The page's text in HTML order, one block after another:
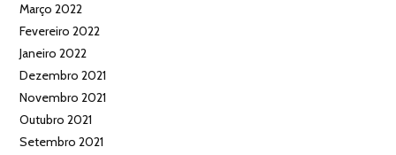
Março 2022
Fevereiro 2022
Janeiro 2022
Dezembro 2021
Novembro 2021
Outubro 2021
Setembro 2021